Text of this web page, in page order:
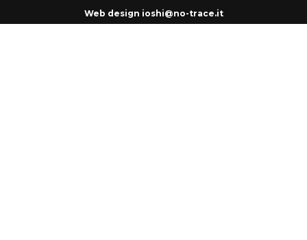
Web design ioshi@no-trace.it